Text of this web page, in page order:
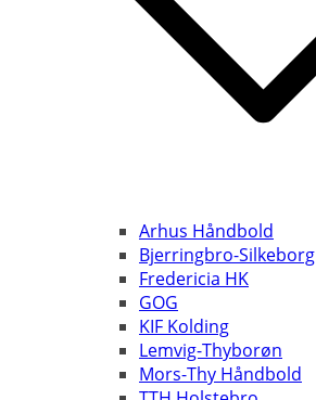
Arhus Håndbold
Bjerringbro-Silkeborg
Fredericia HK
GOG
KIF Kolding
Lemvig-Thyborøn
Mors-Thy Håndbold